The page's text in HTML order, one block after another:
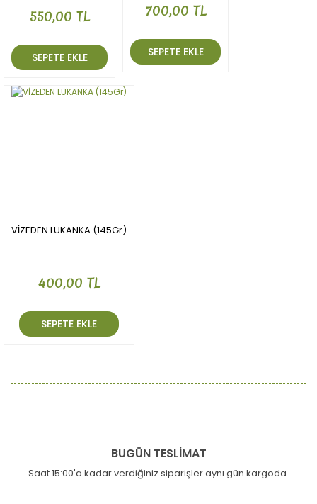
Gönder
550,00 TL
SEPETE EKLE
700,00 TL
SEPETE EKLE
VİZEDEN LUKANKA (145Gr)
400,00 TL
SEPETE EKLE
BUGÜN TESLİMAT
Saat 15:00'a kadar verdiğiniz siparişler aynı gün kargoda.